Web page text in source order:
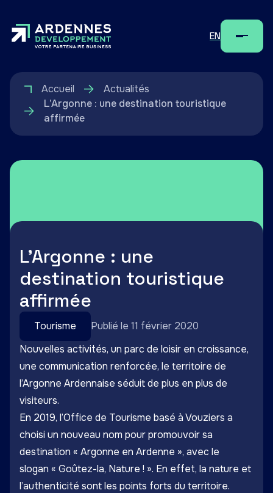
EN Menu
Accueil
Actualités
L’Argonne : une destination touristique
affirmée
L’Argonne : une
destination touristique
affirmée
Tourisme
Publié le 11 février 2020
Nouvelles activités, un parc de loisir en croissance,
une communication renforcée, le territoire de
l’Argonne Ardennaise séduit de plus en plus de
visiteurs.
En 2019, l’Office de Tourisme basé à Vouziers a
choisi un nouveau nom pour promouvoir sa
destination « Argonne en Ardenne », avec le
slogan « Goûtez-la, Nature ! ». En effet, la nature et
l’authenticité sont les points forts du territoire.